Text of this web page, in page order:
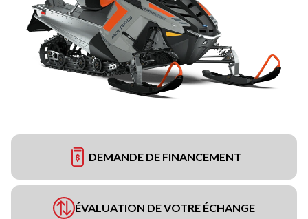
DEMANDE DE FINANCEMENT
ÉVALUATION DE VOTRE ÉCHANGE